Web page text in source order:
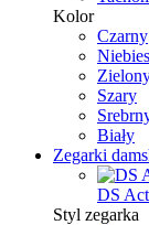
Kolor
Czarny
Szary
Biały
Zegarki
DS
Styl zegarka